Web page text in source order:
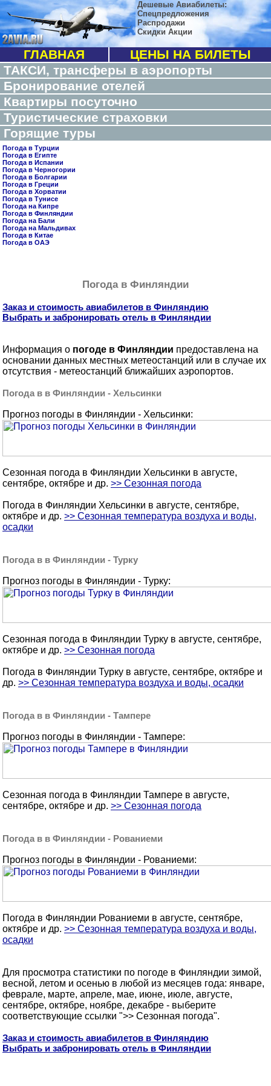
Дешевые Авиабилеты:
Спецпредложения
Распродажи
Скидки Акции
ГЛАВНАЯ
ЦЕНЫ НА БИЛЕТЫ
ТАКСИ, трансферы в аэропорты
Бронирование отелей
Квартиры посуточно
Туристические страховки
Горящие туры
Погода в Турции
Погода в Египте
Погода в Испании
Погода в Черногории
Погода в Болгарии
Погода в Греции
Погода в Хорватии
Погода в Тунисе
Погода на Кипре
Погода в Финляндии
Погода на Бали
Погода на Мальдивах
Погода в Китае
Погода в ОАЭ
Погода в Финляндии
Заказ и стоимость авиабилетов в Финляндию
Выбрать и забронировать отель в Финляндии
Информация о погоде в Финляндии предоставлена на
основании данных местных метеостанций или в случае их
отсутствия - метеостанций ближайших аэропортов.
Погода в в Финляндии - Хельсинки
Прогноз погоды в Финляндии - Хельсинки:
Сезонная погода в Финляндии Хельсинки в августе,
сентябре, октябре и др. >> Сезонная погода
Погода в Финляндии Хельсинки в августе, сентябре,
октябре и др. >> Сезонная температура воздуха и воды,
осадки
Погода в в Финляндии - Турку
Прогноз погоды в Финляндии - Турку:
Сезонная погода в Финляндии Турку в августе, сентябре,
октябре и др. >> Сезонная погода
Погода в Финляндии Турку в августе, сентябре, октябре и
др. >> Сезонная температура воздуха и воды, осадки
Погода в в Финляндии - Тампере
Прогноз погоды в Финляндии - Тампере:
Сезонная погода в Финляндии Тампере в августе,
сентябре, октябре и др. >> Сезонная погода
Погода в в Финляндии - Рованиеми
Прогноз погоды в Финляндии - Рованиеми:
Погода в Финляндии Рованиеми в августе, сентябре,
октябре и др. >> Сезонная температура воздуха и воды,
осадки
Для просмотра статистики по погоде в Финляндии зимой,
весной, летом и осенью в любой из месяцев года: январе,
феврале, марте, апреле, мае, июне, июле, августе,
сентябре, октябре, ноябре, декабре - выберите
соответствующие ссылки ">> Сезонная погода".
Заказ и стоимость авиабилетов в Финляндию
Выбрать и забронировать отель в Финляндии